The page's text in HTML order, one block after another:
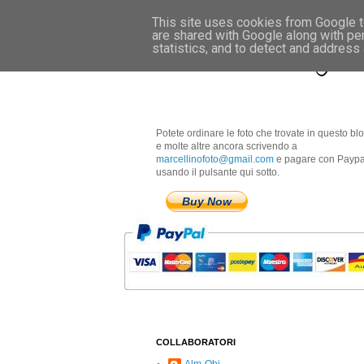
Marcellino
Potete ordinare le foto che trovate in questo
e molte altre ancora scrivendo a
marcellinofoto@gmail.com e pagare con
usando il pulsante qui sotto.
Buy Now
COLLABORATORI
This site uses cookies from Google
are shared with Google along with
statistics, and to detect and address